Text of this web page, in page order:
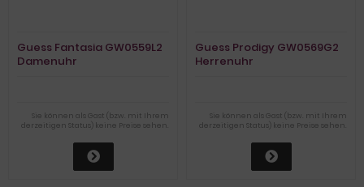
Guess Fantasia GW0559L2
Damenuhr
Sie können als Gast (bzw. mit Ihrem
derzeitigen Status) keine Preise sehen.
Guess Prodigy GW0569G2
Herrenuhr
Sie können als Gast (bzw. mit Ihrem
derzeitigen Status) keine Preise sehen.